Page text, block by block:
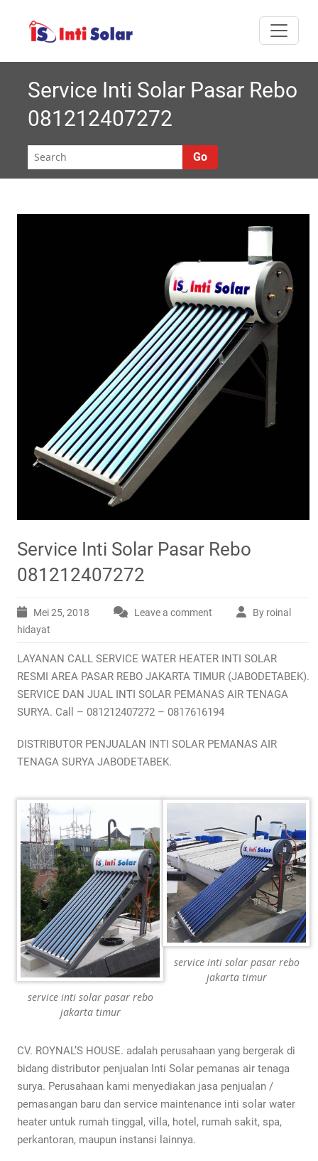
nti
Solar |
House
Melayani semua
Service Inti Solar Pasar Rebo
081212407272
Go
Service Inti Solar Pasar Rebo
081212407272
Mei 25, 2018 Leave a comment
By roinal
hidayat
LAYANAN CALL SERVICE WATER HEATER INTI SOLAR
RESMI AREA PASAR REBO JAKARTA TIMUR (JABODETABEK).
SERVICE DAN JUAL INTI SOLAR PEMANAS AIR TENAGA
SURYA. Call – 081212407272 – 0817616194
DISTRIBUTOR PENJUALAN INTI SOLAR PEMANAS AIR
TENAGA SURYA JABODETABEK.
service inti solar pasar rebo
jakarta timur
service inti solar pasar rebo
jakarta timur
CV. ROYNAL’S HOUSE. adalah perusahaan yang bergerak di
bidang distributor penjualan Inti Solar pemanas air tenaga
surya. Perusahaan kami menyediakan jasa penjualan /
pemasangan baru dan service maintenance inti solar water
heater untuk rumah tinggal, villa, hotel, rumah sakit, spa,
perkantoran, maupun instansi lainnya.